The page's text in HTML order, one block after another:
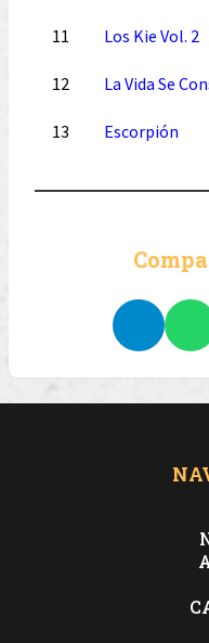
11 Los Kie Vol. 2
12 La Vida Se
13 Escorpión